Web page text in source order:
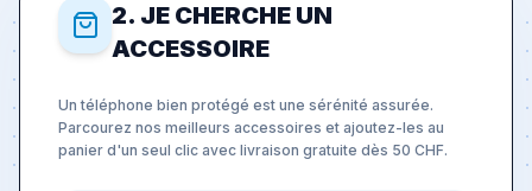
2. JE CHERCHE UN
ACCESSOIRE
Un téléphone bien protégé est une sérénité assurée.
Parcourez nos meilleurs accessoires et ajoutez-les au
panier d'un seul clic avec livraison gratuite dès 50 CHF.